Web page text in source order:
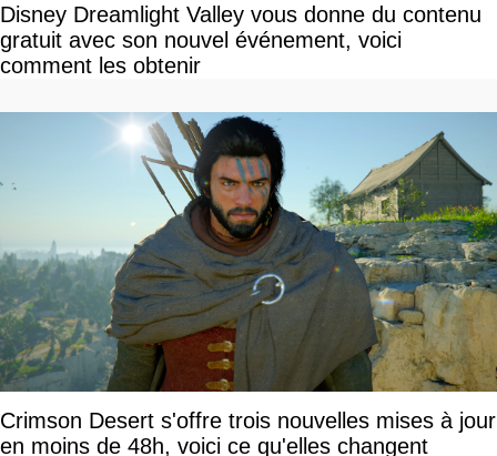
Disney Dreamlight Valley vous donne du contenu
gratuit avec son nouvel événement, voici
comment les obtenir
Crimson Desert s'offre trois nouvelles mises à jour
en moins de 48h, voici ce qu'elles changent